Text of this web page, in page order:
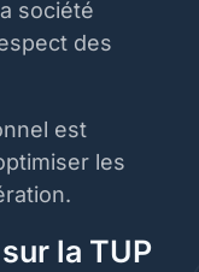
société
des
est
les
la TUP